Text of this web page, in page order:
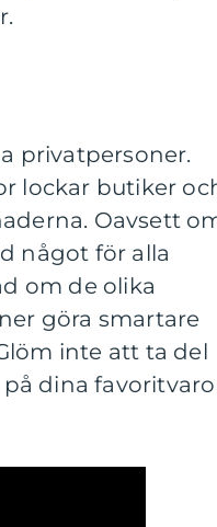
privatpersoner.
lockar butiker
Oavsett
något för alla
om de olika
göra smartare
inte att ta del
dina